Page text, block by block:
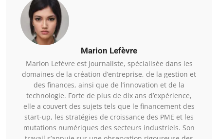
Marion Lefèvre
Marion Lefèvre est journaliste, spécialisée dans les
domaines de la création d’entreprise, de la gestion et
des finances, ainsi que de l’innovation et de la
technologie. Forte de plus de dix ans d’expérience,
elle a couvert des sujets tels que le financement des
start-up, les stratégies de croissance des PME et les
mutations numériques des secteurs industriels. Son